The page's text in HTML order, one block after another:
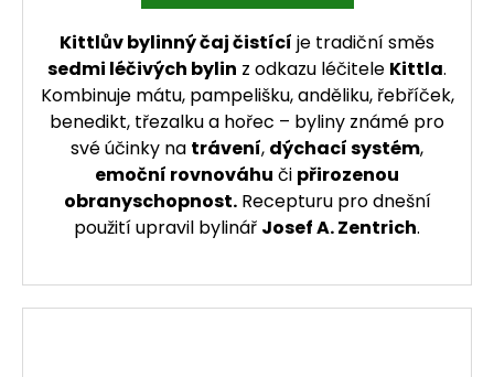
Kittlůvbylinnýčajčistící je tradičnísměs
sedmi léčivých bylin z odkazu léčitele Kittla.
Kombinuje mátu, pampelišku,anděliku, řebříček,
benedikt, třezalkua hořec – byliny známé pro
svéúčinky na trávení, dýchací systém,
emoční rovnováhu či přirozenou
obranyschopnost. Recepturu prodnešní
použitíupravil bylinář JosefA.Zentrich.